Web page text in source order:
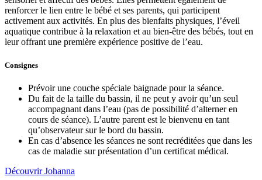
renforcer le lien entre le bébé et ses parents, qui participent
activement aux activités. En plus des bienfaits physiques, l’éveil
aquatique contribue à la relaxation et au bien-être des bébés, tout en
leur offrant une première expérience positive de l’eau.
Consignes
Prévoir une couche spéciale baignade pour la séance.
Du fait de la taille du bassin, il ne peut y avoir qu’un seul
accompagnant dans l’eau (pas de possibilité d’alterner en
cours de séance). L’autre parent est le bienvenu en tant
qu’observateur sur le bord du bassin.
En cas d’absence les séances ne sont recréditées que dans les
cas de maladie sur présentation d’un certificat médical.
Découvrir Johanna